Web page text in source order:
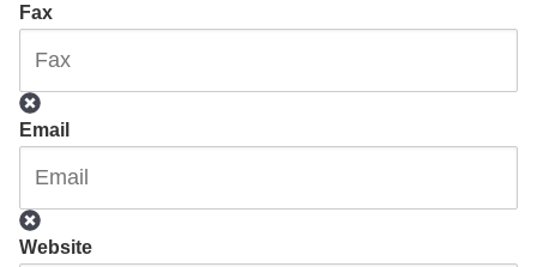
Fax
Email
Website